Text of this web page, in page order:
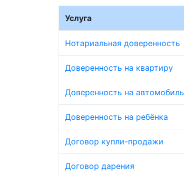
Услуга
Нотариальная доверенность
Доверенность на квартиру
Доверенность на автомобиль
Доверенность на ребёнка
Договор купли-продажи
Договор дарения